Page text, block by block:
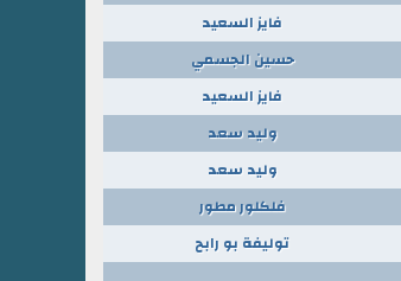
فايز السعيد
حسين الجسمي
فايز السعيد
وليد سعد
وليد سعد
فلكلور مطور
توليفة بو رابح